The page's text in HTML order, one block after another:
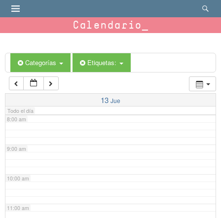
Calendario
Categorías Etiquetas:
13 Jue
Todo el día
6:00 am
7:00 am
8:00 am
9:00 am
10:00 am
11:00 am